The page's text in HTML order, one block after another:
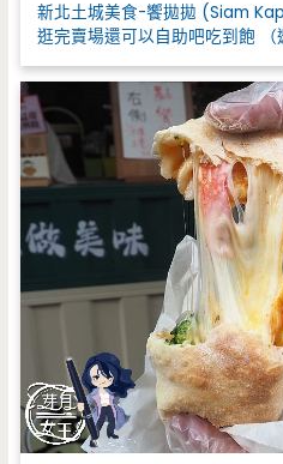
新北土城美食-饗拋拋 (Siam
逛完賣場還可以自助吧吃到飽 （